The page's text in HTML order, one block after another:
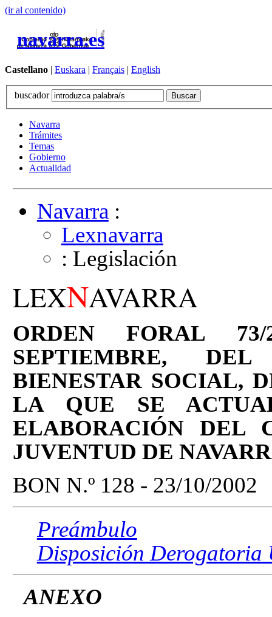
(ir al contenido)
navarra.es
Castellano | Euskara | Français | English
buscador
Navarra
Trámites
Temas
Gobierno
Actualidad
Navarra:
Lexnavarra
: Legislación
LEXNAVARRA
ORDEN FORAL
SEPTIEMBRE,
BIENESTAR SOCIAL,
LA QUE SE
ELABORACIÓN DEL
JUVENTUD DE
BON N.º 128 - 23/10/2002
Preámbulo
Disposición Derogatoria
ANEXO